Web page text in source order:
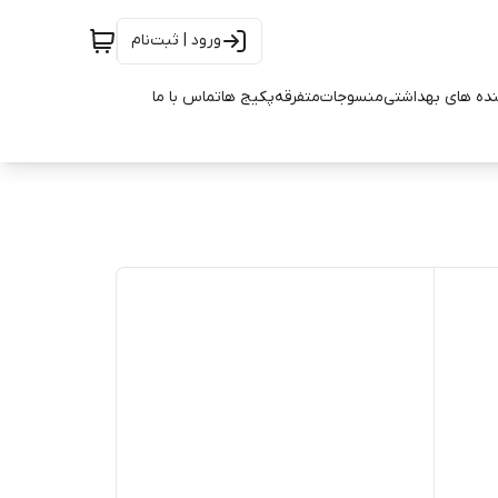
ورود | ثبت‌نام
های بهداشتیمنسوجاتمتفرقهپکیج هاتماس با ما